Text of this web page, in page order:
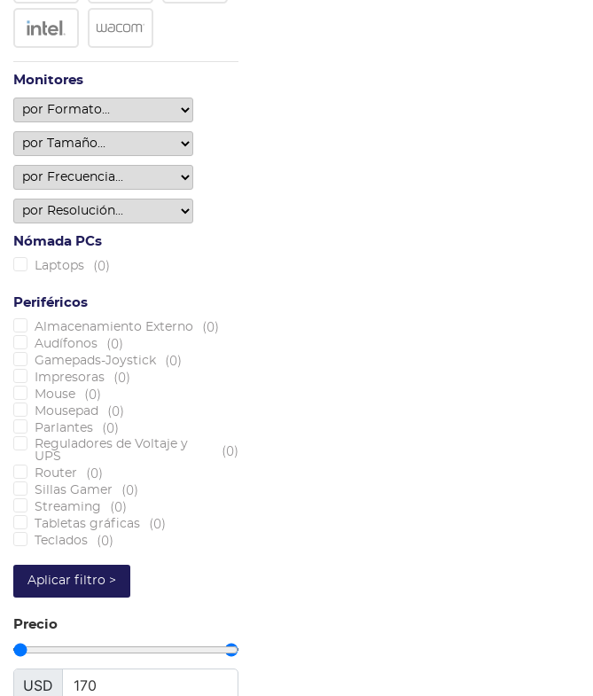
Monitores
Nómada PCs
Laptops (0)
Periféricos
Almacenamiento Externo (0)
Audífonos (0)
Gamepads-Joystick (0)
Impresoras (0)
Mouse (0)
Mousepad (0)
Parlantes (0)
Reguladores de Voltaje y
UPS
(0)
Router (0)
Sillas Gamer (0)
Streaming (0)
Tabletas gráficas (0)
Teclados (0)
Aplicar filtro >
Precio
USD